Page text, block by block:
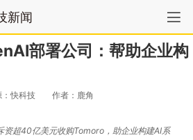
新闻
部署公司：帮助企业构
：快科技 作者：鹿角
资超40亿美元收购Tomoro，助企业构建AI系